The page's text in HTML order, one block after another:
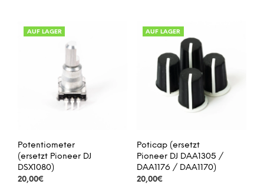
AUF LAGER
Potentiometer
(ersetzt Pioneer DJ
DSX1080)
20,00€
AUF LAGER
Poticap (ersetzt
Pioneer DJ DAA1305 /
DAA1176 / DAA1170)
20,00€